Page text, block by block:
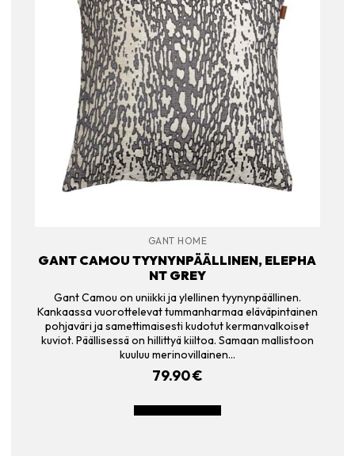
GANT HOME
GANT CAMOU TYYNYNPÄÄLLINEN, ELEPHA
NT GREY
Gant Camou on uniikki ja ylellinen tyynynpäällinen.
Kankaassa vuorottelevat tummanharmaa eläväpintainen
pohjaväri ja samettimaisesti kudotut kermanvalkoiset
kuviot. Päällisessä on hillittyä kiiltoa. Samaan mallistoon
kuuluu merinovillainen…
79.90€